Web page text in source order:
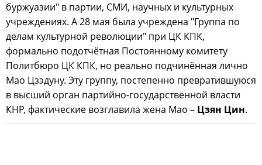
буржуазии" в партии, СМИ, научных и культурных
учреждениях. А 28 мая была учреждена "Группа по
делам культурной революции" при ЦК КПК,
формально подотчётная Постоянному комитету
Политбюро ЦК КПК, но реально подчинённая лично
Мао Цзэдуну. Эту группу, постепенно превратившуюся
в высший орган партийно-государственной власти
КНР, фактические возглавила жена Мао – Цзян Цин.